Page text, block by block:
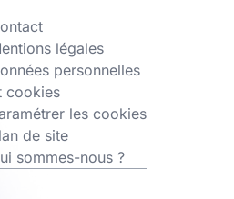
légales
personnelles
cookies
les cookies
de site
sommes-nous ?